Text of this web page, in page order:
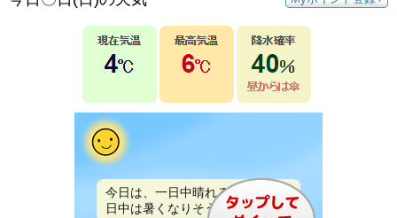
今日は、一日中晴れるでしょう。
日中は暑くなりそうです。